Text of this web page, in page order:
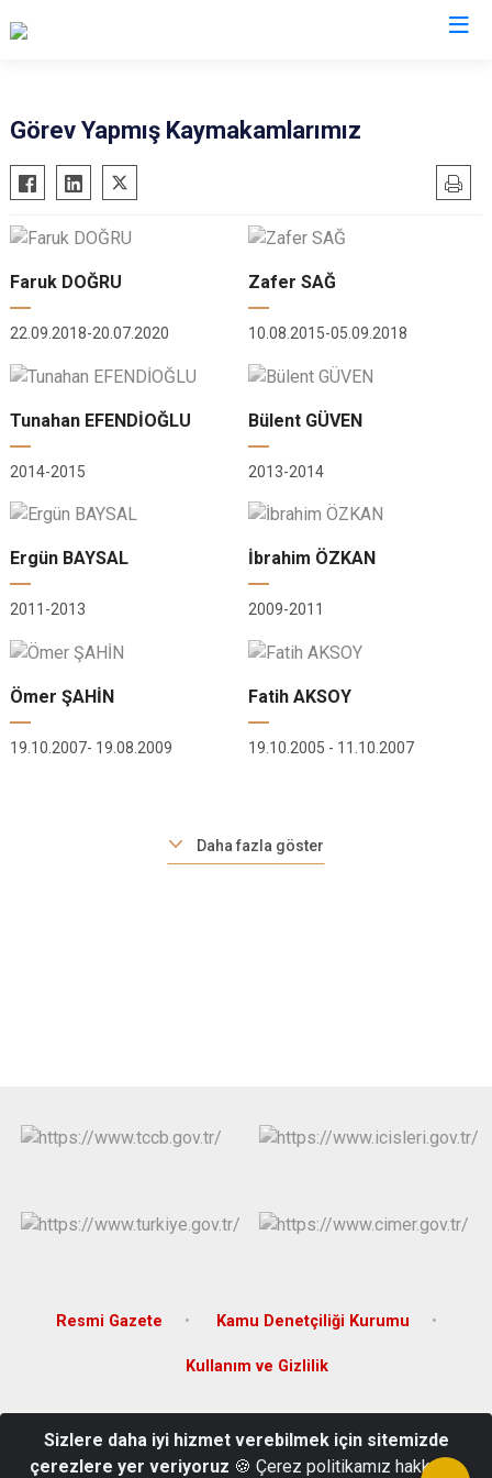
Besni
Çelikhan
Gerger
Gölbaşı
Kahta
Samsat
Sincik
Tut
Görev Yapmış Kaymakamlarımız
Faruk DOĞRU
22.09.2018-20.07.2020
Zafer SAĞ
10.08.2015-05.09.2018
Tunahan EFENDİOĞLU
2014-2015
Bülent GÜVEN
2013-2014
Ergün BAYSAL
2011-2013
İbrahim ÖZKAN
2009-2011
Ömer ŞAHİN
19.10.2007- 19.08.2009
Fatih AKSOY
19.10.2005 - 11.10.2007
Daha fazla göster
Resmi Gazete Kamu Denetçiliği Kurumu
Kullanım ve Gizlilik
Konağı
Sizlere daha iyi hizmet verebilmek için sitemizde
çerezlere yer veriyoruz 🍪 Çerez politikamız hakkında